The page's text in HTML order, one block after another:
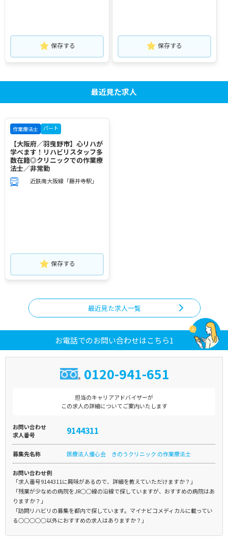
保存する 保存する
最近見た求人
作業療法士 パート
【大阪府／羽曳野市】心リハが
学べます！リハビリスタッフ多
数在籍◎クリニックでの作業療
法士／非常勤
近鉄南大阪線「藤井寺駅」
保存する
最近見た求人一覧
お電話でのお問い合わせはこちら1
0120-941-651
担当のキャリアアドバイザーが
この求人の詳細についてご案内いたします
お問い合わせ
求人番号
9144311
募集先名称 医療法人優心会 きのうクリニック の作業療法士
お問い合わせ例
「求人番号9144311に興味があるので、詳細を教えていただけますか？」
「残業が少なめの病院をJR○○線の沿線で探していますが、おすすめの病院はあ
りますか？」
「訪問リハビリの募集を都内で探しています。マイナビコメディカルに載ってい
る○○○○○以外におすすめの求人はありますか？」